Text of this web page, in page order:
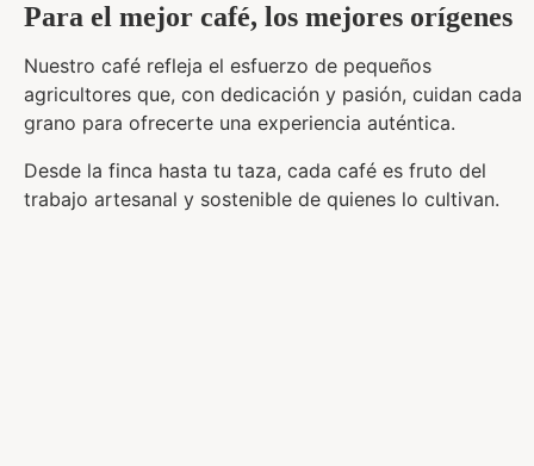
Para el mejor café, los mejores orígenes
Nuestro café refleja el esfuerzo de pequeños
agricultores que, con dedicación y pasión, cuidan cada
grano para ofrecerte una experiencia auténtica.
Desde la finca hasta tu taza, cada café es fruto del
trabajo artesanal y sostenible de quienes lo cultivan.